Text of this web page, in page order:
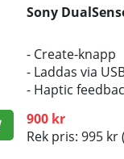
Sony
- Create-knapp
- Laddas via
- Haptic
900 kr
Rek pris: 995 kr